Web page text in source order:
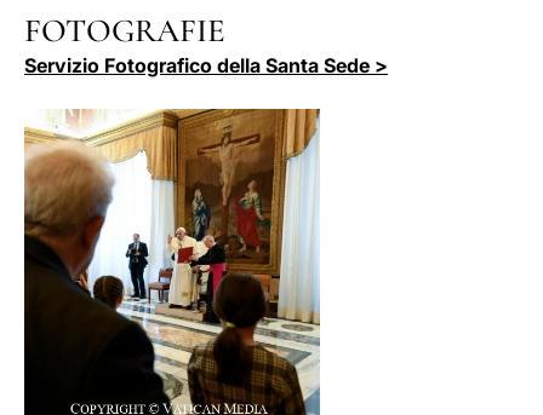
FOTOGRAFIE
Servizio Fotografico della Santa Sede >